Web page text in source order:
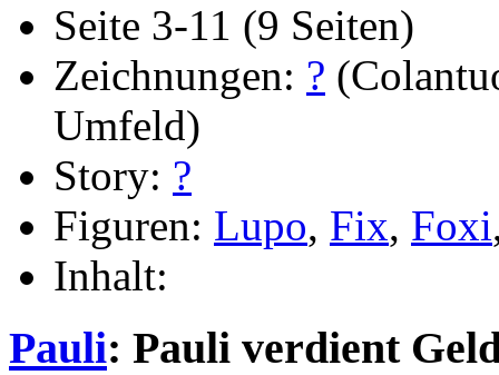
Seite 3-11 (9 Seiten)
Zeichnungen: ?
Umfeld)
Story: ?
Figuren: Lupo, Fix, Foxi
Inhalt:
Pauli: Pauli verdient